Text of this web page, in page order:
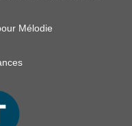
Mélodie